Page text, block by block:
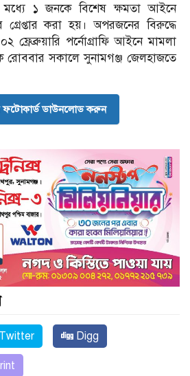
মধ্যে ১ জনকে বিশেষ ক্ষমতা আইনে
করা হয়। অপরজনের বিরুদ্ধে
ফ্রেব্রুয়ারি পর্নোগ্রাফি আইনে মামলা
রোববার সকালে সুনামগঞ্জ জেলহাজতে
ফটোকার্ড ডাউনলোড করুন
Twitter Digg